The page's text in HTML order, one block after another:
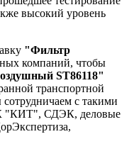
высокий уровень
"Фильтр
компаний, чтобы
ST86118"
транспортной
с такими
"КИТ", СДЭК, деловые